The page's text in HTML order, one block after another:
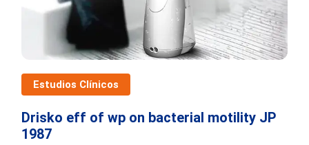
Estudios Clínicos
Drisko eff of wp on bacterial motility JP
1987